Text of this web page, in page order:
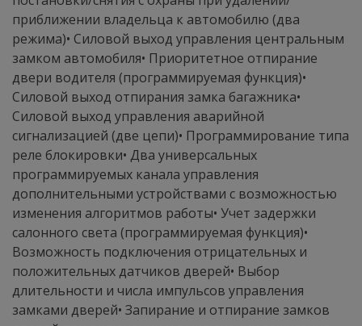
приближении владельца к автомобилю (два
режима)• Силовой выход управления центральным
замком автомобиля• Приоритетное отпирание
двери водителя (программируемая функция)•
Силовой выход отпирания замка багажника•
Силовой выход управления аварийной
сигнализацией (две цепи)• Программирование типа
реле блокировки• Два универсальных
программируемых канала управления
дополнительными устройствами с возможностью
изменения алгоритмов работы• Учет задержки
салонного света (программируемая функция)•
Возможность подключения отрицательных и
положительных датчиков дверей• Выбор
длительности и числа импульсов управления
замками дверей• Запирание и отпирание замков